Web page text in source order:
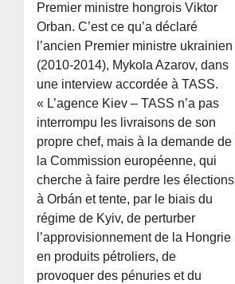
Premier ministre hongrois Viktor
Orban. C’est ce qu’a déclaré
l’ancien Premier ministre ukrainien
(2010-2014), Mykola Azarov, dans
une interview accordée à TASS.
« L’agence Kiev – TASS n’a pas
interrompu les livraisons de son
propre chef, mais à la demande de
la Commission européenne, qui
cherche à faire perdre les élections
à Orbán et tente, par le biais du
régime de Kyiv, de perturber
l’approvisionnement de la Hongrie
en produits pétroliers, de
provoquer des pénuries et du